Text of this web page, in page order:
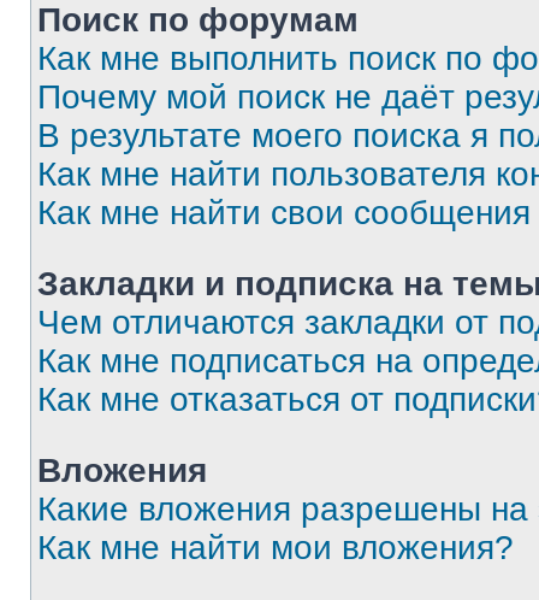
Поиск по форумам
Как мне выполнить поиск по
Почему мой поиск не даёт
В результате моего поиска я
Как мне найти пользователя
Как мне найти свои
Закладки и подписка на
Чем отличаются закладки от
Как мне подписаться на
Как мне отказаться от
Вложения
Какие вложения разрешены
Как мне найти мои вложения?